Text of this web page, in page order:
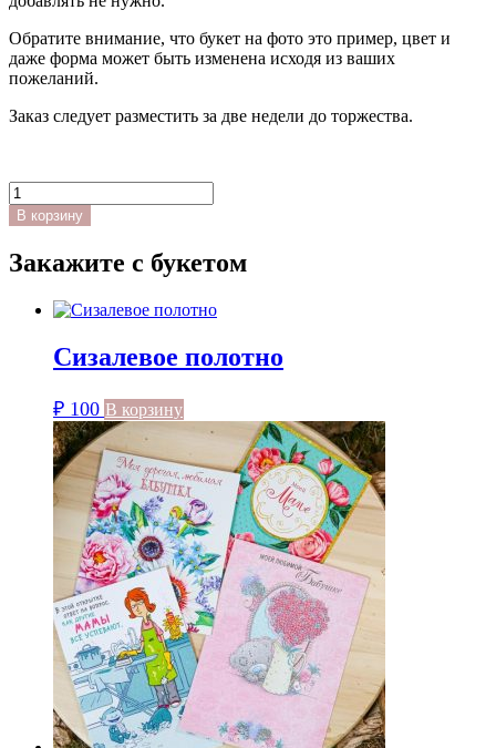
Обратите внимание, что букет на фото это пример, цвет и
даже форма может быть изменена исходя из ваших
пожеланий.
Заказ следует разместить за две недели до торжества.
Количество
товара
Пурпурно-
розовый
букет
В корзину
Закажите с букетом
Сизалевое полотно
₽ 100 В корзину